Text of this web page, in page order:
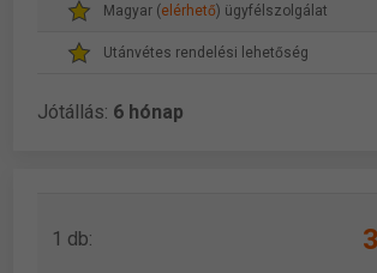
Magyar (elérhető) ügyfélszolgálat
Utánvétes rendelési lehetőség
Jótállás: 6 hónap
1 db: